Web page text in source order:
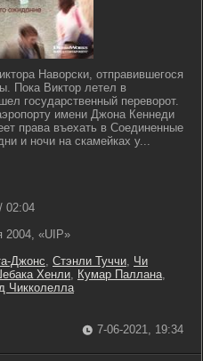
Наворски, отправившегося
Пока Виктор летел в
государственный переворот.
имени Джона Кеннеди
права въехать в Соединенные
и ночи на скамейках у...
02:04
2004, «UIP»
Джонс, Стэнли Туччи, Чи
Хенли, Кумар Паллана,
Чикколелла
7-06-2021, 19:34